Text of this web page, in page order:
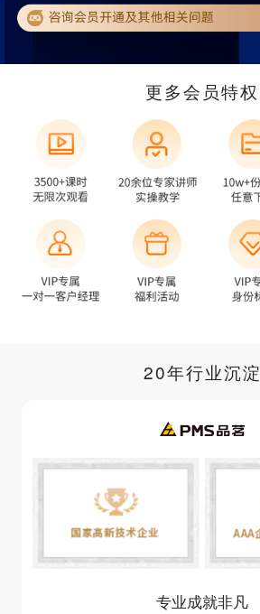
更多会员特权
20年行业沉淀
专业成就非凡